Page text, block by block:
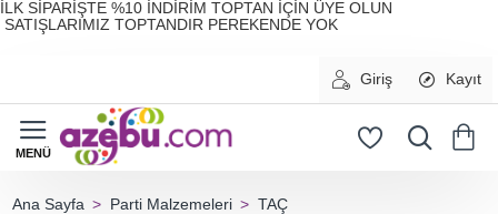
İLK SİPARİŞTE %10 İNDİRİM TOPTAN İÇİN ÜYE OLUN
SATIŞLARIMIZ TOPTANDIR PEREKENDE YOK
Giriş Kayıt
Parti Malzemeleri TAÇ